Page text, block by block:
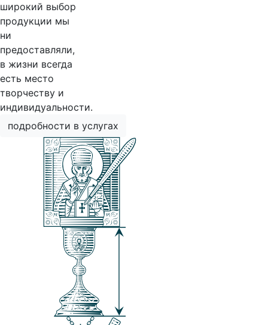
широкий выбор
продукции мы
ни
предоставляли,
в жизни всегда
есть место
творчеству и
индивидуальности.
подробности в услугах